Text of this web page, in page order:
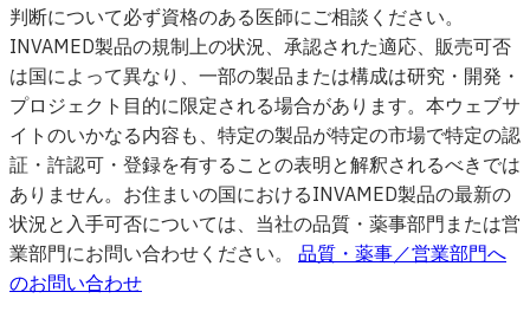
判断について必ず資格のある医師にご相談ください。
INVAMED製品の規制上の状況、承認された適応、販売可否
は国によって異なり、一部の製品または構成は研究・開発・
プロジェクト目的に限定される場合があります。本ウェブサ
イトのいかなる内容も、特定の製品が特定の市場で特定の認
証・許認可・登録を有することの表明と解釈されるべきでは
ありません。お住まいの国におけるINVAMED製品の最新の
状況と入手可否については、当社の品質・薬事部門または営
業部門にお問い合わせください。
品質・薬事／営業部門へ
のお問い合わせ